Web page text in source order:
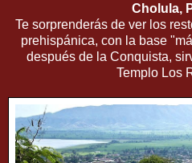
Cholula,
Te sorprenderás de ver los
prehispánica, con la base
después de la Conquista,
Templo Los